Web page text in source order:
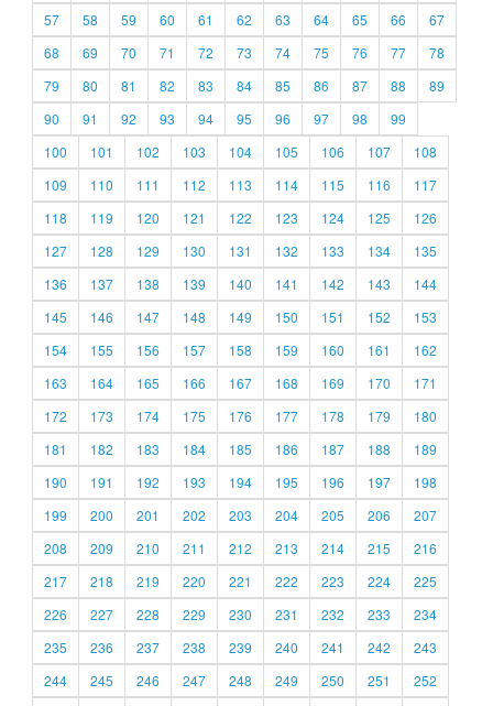
57
58 59 60 61 62 63 64 65 66
67
68
69 70 71 72 73 74 75 76 77
78
79
80 81 82 83 84 85 86 87 88
89
90
91 92 93 94 95 96 97 98
99
100
101 102 103 104 105 106 107
108
109
110 111 112 113 114 115 116
117
118
119 120 121 122 123 124 125
126
127
128 129 130 131 132 133 134
135
136
137 138 139 140 141 142 143
144
145
146 147 148 149 150 151 152
153
154
155 156 157 158 159 160 161
162
163
164 165 166 167 168 169 170
171
172
173 174 175 176 177 178 179
180
181
182 183 184 185 186 187 188
189
190
191 192 193 194 195 196 197
198
199
200 201 202 203 204 205 206
207
208
209 210 211 212 213 214 215
216
217
218 219 220 221 222 223 224
225
226
227 228 229 230 231 232 233
234
235
236 237 238 239 240 241 242
243
244
245 246 247 248 249 250 251
252